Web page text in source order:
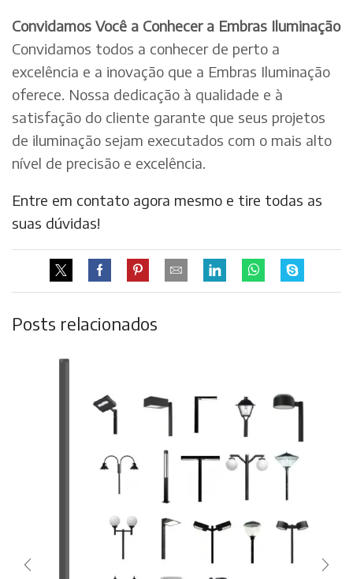
Convidamos Você a Conhecer a Embras Iluminação
Convidamos todos a conhecer de perto a
excelência e a inovação que a Embras Iluminação
oferece. Nossa dedicação à qualidade e à
satisfação do cliente garante que seus projetos
de iluminação sejam executados com o mais alto
nível de precisão e excelência.
Entre em contato agora mesmo e tire todas as
suas dúvidas!
Posts relacionados